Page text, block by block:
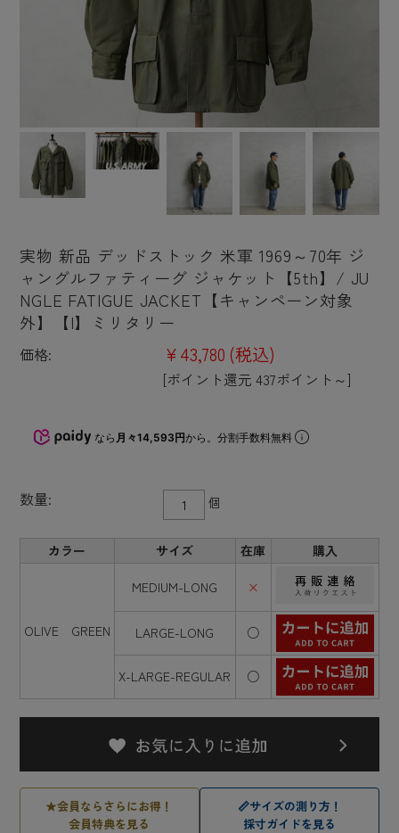
実物 新品 デッドストック 米軍 1969～70年 ジ
ャングルファティーグ ジャケット【5th】/ JU
NGLE FATIGUE JACKET【キャンペーン対象
外】【I】ミリタリー
価格: ¥43,780 (税込)
[ポイント還元 437ポイント～]
なら 月々14,593円から。分割手数料無料
数量: 個
カラー サイズ 在庫 購入
OLIVE GREEN
MEDIUM-LONG ×
LARGE-LONG ○
X-LARGE-REGULAR ○
★会員ならさらにお得！
会員特典を見る
📏サイズの測り方！
採寸ガイドを見る